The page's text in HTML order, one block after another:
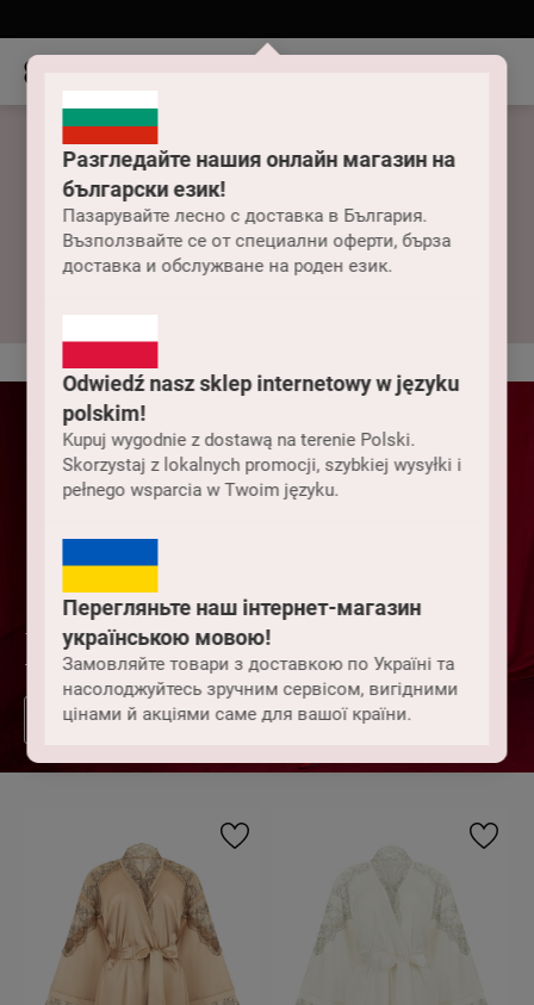
Разгледайте нашия онлайн магазин на
български език!
Пазарувайте лесно с доставка в България.
Възползвайте се от специални оферти, бърза
доставка и обслужване на роден език.
Odwiedź nasz sklep internetowy w języku
polskim!
Kupuj wygodnie z dostawą na terenie Polski.
Skorzystaj z lokalnych promocji, szybkiej wysyłki i
pełnego wsparcia w Twoim języku.
Перегляньте наш інтернет-магазин
українською мовою!
Замовляйте товари з доставкою по Україні та
насолоджуйтесь зручним сервісом, вигідними
цінами й акціями саме для вашої країни.
Нощници и халати
FATALE
ЦЯЛАТА КОЛЕКЦИЯ